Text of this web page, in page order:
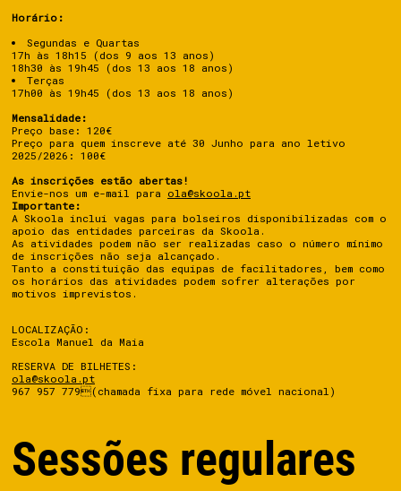
Sobre
Projetos
Ensino
Empresas
Equipa
Notícias
Media
Contactos
Horário:
Segundas e Quartas
17h às 18h15 (dos 9 aos 13 anos)
18h30 às 19h45 (dos 13 aos 18 anos)
Terças
17h00 às 19h45 (dos 13 aos 18 anos)
Mensalidade:
Preço base: 120€
Preço para quem inscreve até 30 Junho para ano letivo
2025/2026: 100€
As inscrições estão abertas!
Envie-nos um e-mail para ola@skoola.pt
Importante:
A Skoola inclui vagas para bolseiros disponibilizadas com o
apoio das entidades parceiras da Skoola.
As atividades podem não ser realizadas caso o número mínimo
de inscrições não seja alcançado.
Tanto a constituição das equipas de facilitadores, bem como
os horários das atividades podem sofrer alterações por
motivos imprevistos.
LOCALIZAÇÃO:
Escola Manuel da Maia
RESERVA DE BILHETES:
ola@skoola.pt
967 957 779(chamada fixa para rede móvel nacional)
Sessões regulares